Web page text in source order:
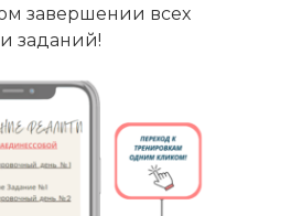
завершении всех
заданий!